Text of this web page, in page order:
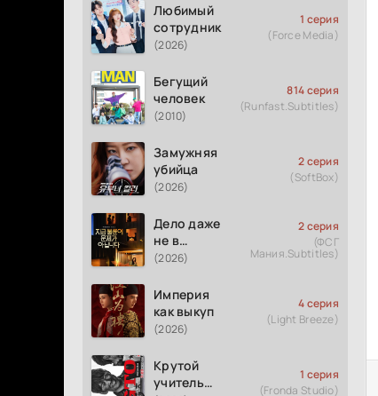
Любимый
сотрудник
(2026)
1 серия
(Force Media)
Бегущий
человек
(2010)
814 серия
(Runfast.Subtitles)
Замужняя
убийца
(2026)
2 серия
(SoftBox)
Дело даже
не в
измене
(2026)
2 серия
(ФСГ
Мания.Subtitles)
Империя
как выкуп
(2026)
4 серия
(Light Breeze)
Крутой
учитель
1 серия
(Fronda Studio)